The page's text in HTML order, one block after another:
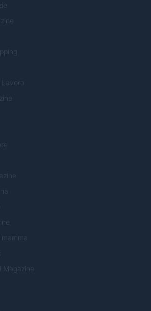
Magazine